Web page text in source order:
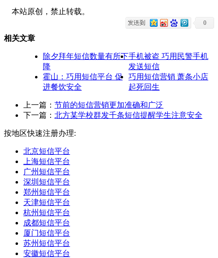
本站原创，禁止转载。
0
相关文章
除夕拜年短信数量有所下
降
手机被盗 巧用民警手机
发送短信
霍山：巧用短信平台 促
进餐饮安全
巧用短信营销 萧条小店
起死回生
上一篇： 节前的短信营销更加准确和广泛
下一篇： 北方某学校群发千条短信提醒学生注意安全
按地区快速注册办理:
北京短信平台
上海短信平台
广州短信平台
深圳短信平台
郑州短信平台
天津短信平台
杭州短信平台
成都短信平台
厦门短信平台
苏州短信平台
安徽短信平台